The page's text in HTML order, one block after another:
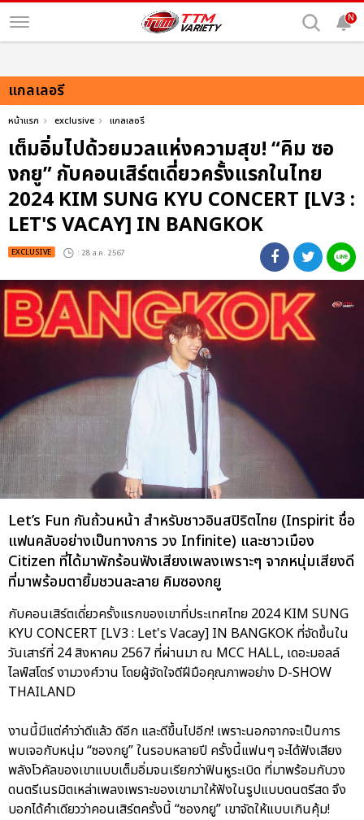
N
แกลเลอรี
หน้าแรก exclusive แกลเลอรี
เต็มอิ่มไปด้วยมวลแห่งความสุข! “คิม ซอ
งกยู” กับคอนเสิร์ตเดี่ยวครั้งแรกในไทย
2024 KIM SUNG KYU CONCERT [LV3 :
LET'S VACAY] IN BANGKOK
EXCLUSIVE : 28 ส.ค. 2567
Let’s Fun กันถ้วนหน้า สำหรับชาวอินสปิริตไทย (Inspirit ชื่อ
แฟนคลับอย่างเป็นทางการ วง Infinite) และชาวเมือง
Citizen ที่ได้มาพักร้อนฟังเสียงเพลงเพราะๆ จากหนุ่มเสียงดี
ที่มาพร้อมตายิ้มชวนละลาย คิมซองกยู
กับคอนเสิร์ตเดี่ยวครั้งแรกของเขาที่ประเทศไทย 2024 KIM SUNG
KYU CONCERT [LV3 : Let's Vacay] IN BANGKOK ที่จัดขึ้นใน
วันเสาร์ที่ 24 สิงหาคม 2567 ที่ผ่านมา ณ MCC HALL, เดอะมอลล์
ไลฟ์สโตร์ งามวงศ์วาน โดยผู้จัดใจดีฝีมือคุณภาพอย่าง D-SHOW
THAILAND
งานนี้มีแต่คำว่าดีแล้ว ดีอีก และดีขึ้นไปอีก! เพราะนอกจากจะเป็นการ
พบเจอกับหนุ่ม “ซองกยู” ในรอบหลายปี ครั้งนี้แฟนๆ จะได้ฟังเสียง
พลังโวคัลของเขาแบบเต็มอิ่มจนเรียกว่าฟินหูระเบิด ที่มาพร้อมกับวง
ดนตรีเนรมิตเหล่าเพลงเพราะของเขามาให้ฟังในรูปแบบดนตรีสด จึง
บอกได้คำเดียวว่าคอนเสิร์ตครั้งนี้ “ซองกยู” เขาจัดให้แบบเกินคุ้ม!